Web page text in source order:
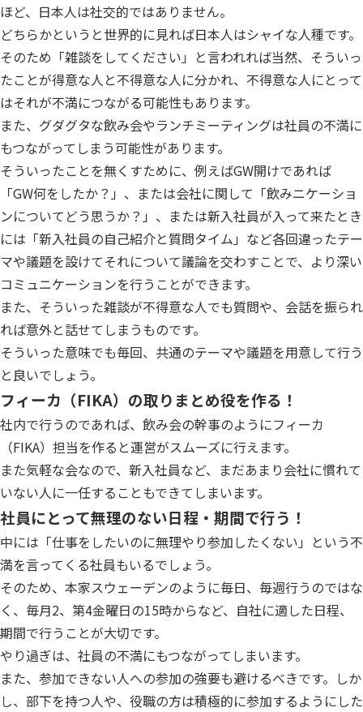
ほど、日本人は社交的ではありません。
どちらかというと世界的に見れば日本人はシャイな人種です。
そのため「雑談をしてください」と言われれば当然、そういっ
たことが得意な人と不得意な人に分かれ、不得意な人にとって
はそれが不満につながる可能性もあります。
また、グダグタな飲み会やランチミーティングは社員の不満に
もつながってしまう可能性があります。
そういったことを無くすために、例えばGW開けであれば
「GW何をしたか？」、または会社に関して「飲みニケーショ
ンについてどう思うか？」、または新入社員が入って来たとき
には「新入社員の自己紹介と質問タイム」など各回違ったテー
マや議題を設けてそれについて議論を交わすことで、より深い
コミュニケーションを行うことができます。
また、そういった雑談が不得意な人でも質問や、会話を振られ
れば意外と話せてしまうものです。
そういった意味でも毎回、共通のテーマや議題を用意して行う
と良いでしょう。
フィーカ（FIKA）の取りまとめ役を作る！
社内で行うのであれば、飲み会の幹事のようにフィーカ
（FIKA）担当を作ると運営がスムーズに行えます。
また気軽な会なので、新入社員など、まだあまり会社に慣れて
いない人に一任することもできてしまいます。
社員にとって無理のない日程・期間で行う！
中には「仕事をしたいのに無理やり参加したくない」という不
満を言ってくる社員もいるでしょう。
そのため、本家スウェーデンのように毎日、毎週行うのではな
く、毎月2、第4金曜日の15時からなど、自社に適した日程、
期間で行うことが大切です。
やり過ぎは、社員の不満にもつながってしまいます。
また、参加できない人への参加の強要も避けるべきです。しか
し、部下を持つ人や、役職の方は積極的に参加するようにした